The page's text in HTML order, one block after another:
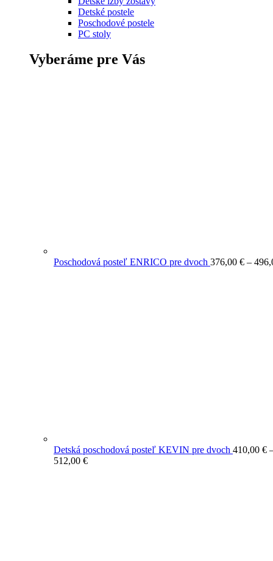
Detské postele
Poschodové postele
PC stoly
Vyberáme pre Vás
Poschodová posteľ ENRICO pre dvoch 376,00 € –
Detská poschodová posteľ KEVIN pre dvoch 410,00 €
512,00 €Price